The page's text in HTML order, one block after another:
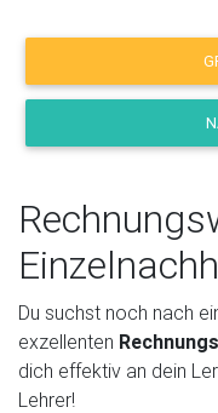
Du suchst noch nach
exzellenten
dich effektiv an dein
Lehrer!